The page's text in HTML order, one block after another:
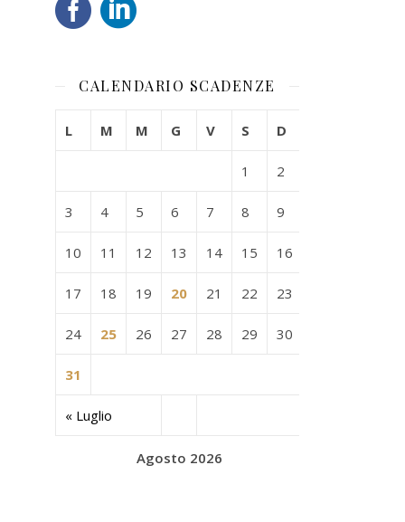
CALENDARIO SCADENZE
Agosto 2026
L M M G V S D
« Luglio
1 2
3 4 5 6 7 8 9
10 11 12 13 14 15 16
17 18 19 20 21 22 23
24 25 26 27 28 29 30
31